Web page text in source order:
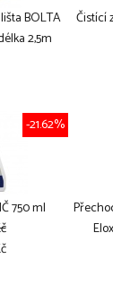
BOLTA
2,5m
Čistící
750 ml
-21.62%